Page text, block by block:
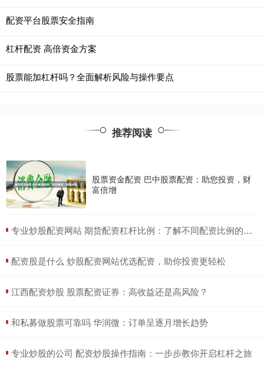
配资平台股票安全指南
杠杆配资 高倍资金方案
股票能加杠杆吗？全面解析风险与操作要点
推荐阅读
股票资金配资 巴中股票配资：助您投资，财
富倍增
​专业炒股配资网站 期货配资杠杆比例：了解不同配资比例的风险与收益
​配资股是什么 炒股配资网站优选配资，助你投资更轻松
​江西配资炒股 股票配资证券：高收益还是高风险？
​和私募做股票可靠吗 华润微：订单呈逐月增长趋势
​专业炒股的公司 配资炒股操作指南：一步步教你开启杠杆之旅